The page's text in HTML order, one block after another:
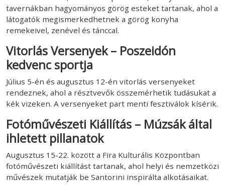
tavernákban hagyományos görög esteket tartanak, ahol a
látogatók megismerkedhetnek a görög konyha
remekeivel, zenével és tánccal.
Vitorlás Versenyek – Poszeidón
kedvenc sportja
Július 5-én és augusztus 12-én vitorlás versenyeket
rendeznek, ahol a résztvevők összemérhetik tudásukat a
kék vizeken. A versenyeket part menti fesztiválok kísérik.
Fotóművészeti Kiállítás – Múzsák által
ihletett pillanatok
Augusztus 15-22. között a Fira Kulturális Központban
fotóművészeti kiállítást tartanak, ahol helyi és nemzetközi
művészek mutatják be Santorini inspirálta alkotásaikat.